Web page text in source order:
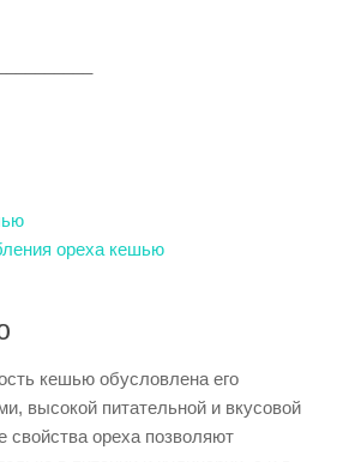
ореха кешью
кешью обусловлена его
высокой питательной и вкусовой
ореха позволяют